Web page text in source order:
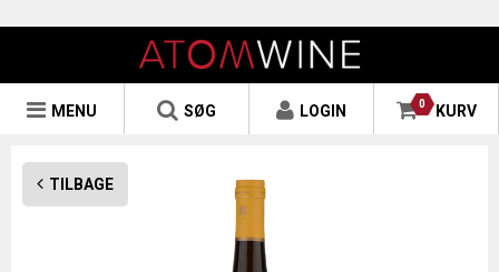
0 KURV
LOGIN
SØG
MENU
TILBAGE